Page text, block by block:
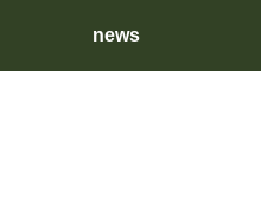
news